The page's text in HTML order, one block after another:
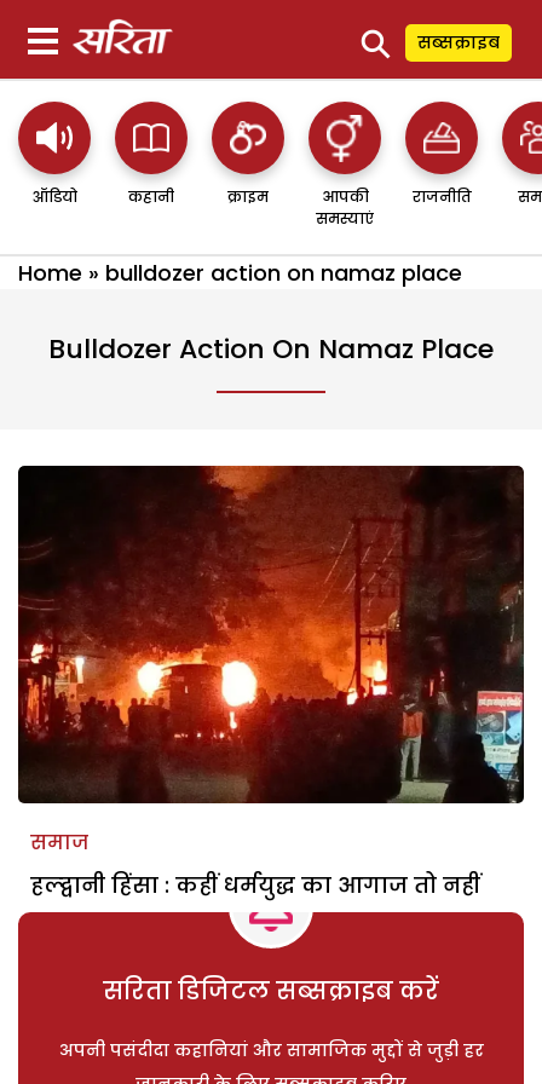
⚲ सब्सक्राइब
ऑडियो कहानी क्राइम
आपकी
समस्याएं
राजनीति
Home » bulldozer action on namaz place
Bulldozer Action On Namaz Place
समाज
हल्द्वानी हिंसा : कहीं धर्मयुद्ध का आगाज तो नहीं
सरिता डिजिटल सब्सक्राइब करें
अपनी पसंदीदा कहानियां और सामाजिक मुद्दों से जुड़ी हर